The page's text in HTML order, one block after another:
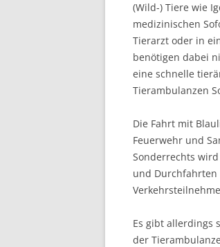
(Wild-) Tiere wie
medizinischen
Tierarzt oder in
benötigen dabei
eine schnelle
Tierambulanzen
Die Fahrt mit
Feuerwehr und
Sonderrechts
und
Es gibt allerdings
der